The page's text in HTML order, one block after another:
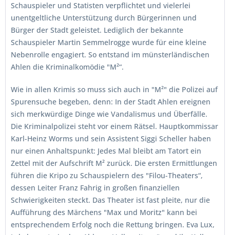
Schauspieler und Statisten verpflichtet und vielerlei
unentgeltliche Unterstützung durch Bürgerinnen und
Bürger der Stadt geleistet. Lediglich der bekannte
Schauspieler Martin Semmelrogge wurde für eine kleine
Nebenrolle engagiert. So entstand im münsterländischen
Ahlen die Kriminalkomödie "M²“.
Wie in allen Krimis so muss sich auch in "M²" die Polizei auf
Spurensuche begeben, denn: In der Stadt Ahlen ereignen
sich merkwürdige Dinge wie Vandalismus und Überfälle.
Die Kriminalpolizei steht vor einem Rätsel. Hauptkommissar
Karl-Heinz Worms und sein Assistent Siggi Scheller haben
nur einen Anhaltspunkt: Jedes Mal bleibt am Tatort ein
Zettel mit der Aufschrift M² zurück. Die ersten Ermittlungen
führen die Kripo zu Schauspielern des "Filou-Theaters“,
dessen Leiter Franz Fahrig in großen finanziellen
Schwierigkeiten steckt. Das Theater ist fast pleite, nur die
Aufführung des Märchens "Max und Moritz" kann bei
entsprechendem Erfolg noch die Rettung bringen. Eva Lux,